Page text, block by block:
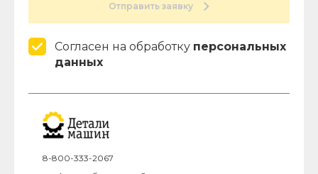
Отправить заявку
Согласен на обработку персональных
данных
8-800-333-2067